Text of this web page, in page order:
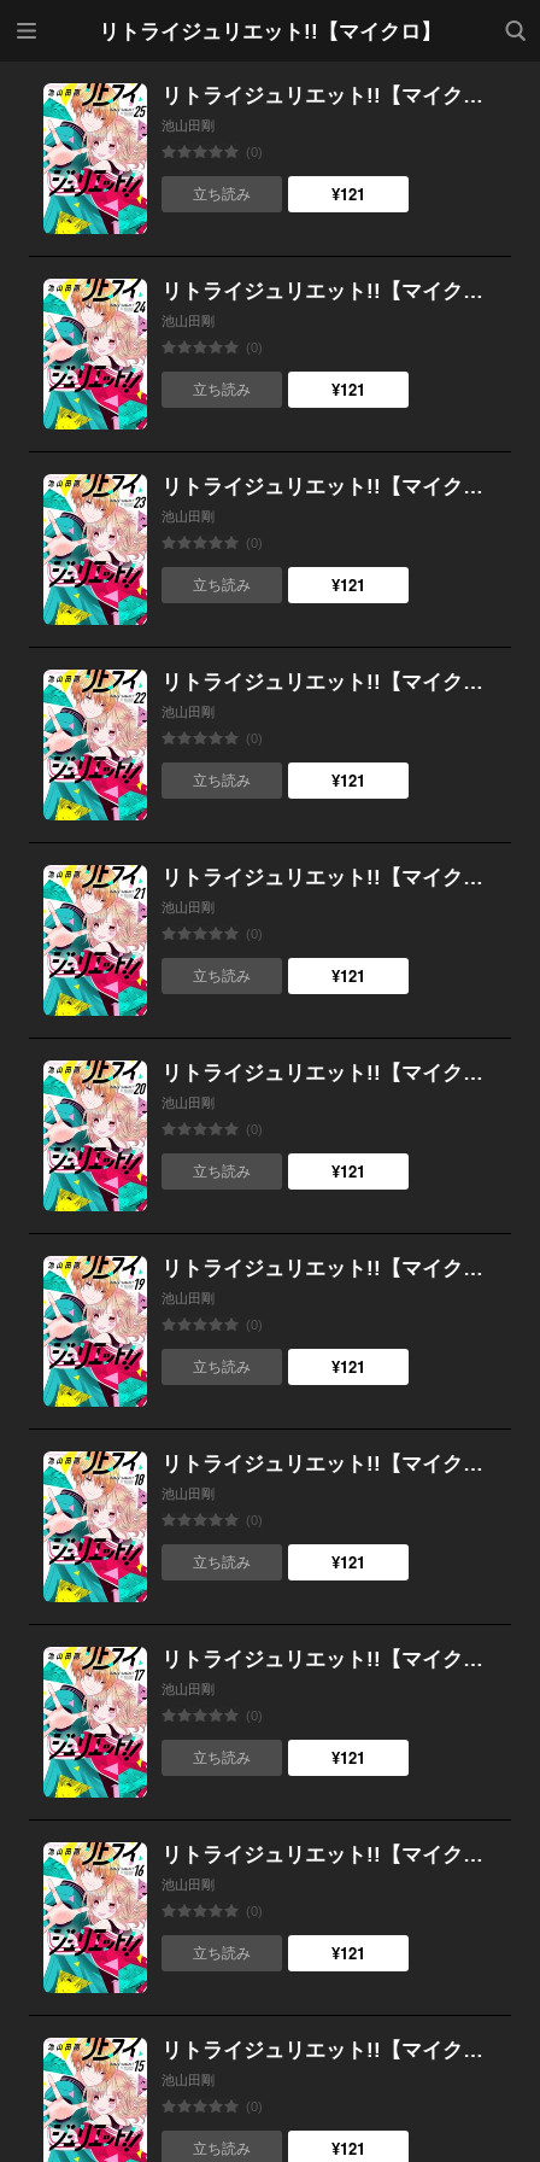
リトライジュリエット!!【マイクロ】
検索
リトライジュリエット!!【マイクロ】 （25）
池山田剛
(0)
立ち読み ¥121
リトライジュリエット!!【マイクロ】 （24）
池山田剛
(0)
立ち読み ¥121
リトライジュリエット!!【マイクロ】 （23）
池山田剛
(0)
立ち読み ¥121
リトライジュリエット!!【マイクロ】 （22）
池山田剛
(0)
立ち読み ¥121
リトライジュリエット!!【マイクロ】 （21）
池山田剛
(0)
立ち読み ¥121
リトライジュリエット!!【マイクロ】 （20）
池山田剛
(0)
立ち読み ¥121
リトライジュリエット!!【マイクロ】 （19）
池山田剛
(0)
立ち読み ¥121
リトライジュリエット!!【マイクロ】 （18）
池山田剛
(0)
立ち読み ¥121
リトライジュリエット!!【マイクロ】 （17）
池山田剛
(0)
立ち読み ¥121
リトライジュリエット!!【マイクロ】 （16）
池山田剛
(0)
立ち読み ¥121
リトライジュリエット!!【マイクロ】 （15）
池山田剛
(0)
立ち読み ¥121